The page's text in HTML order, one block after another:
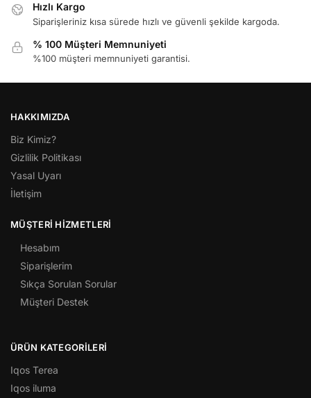
Hızlı Kargo
Siparişleriniz kısa sürede hızlı ve güvenli şekilde kargoda.
% 100 Müşteri Memnuniyeti
%100 müşteri memnuniyeti garantisi.
HAKKIMIZDA
Biz Kimiz?
Gizlilik Politikası
Yasal Uyarı
İletişim
MÜŞTERI HIZMETLERI
Hesabım
Siparişlerim
Sıkça Sorulan Sorular
Müşteri Destek
ÜRÜN KATEGORILERI
Iqos Terea
Iqos iluma